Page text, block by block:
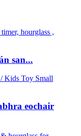
san...
eochair